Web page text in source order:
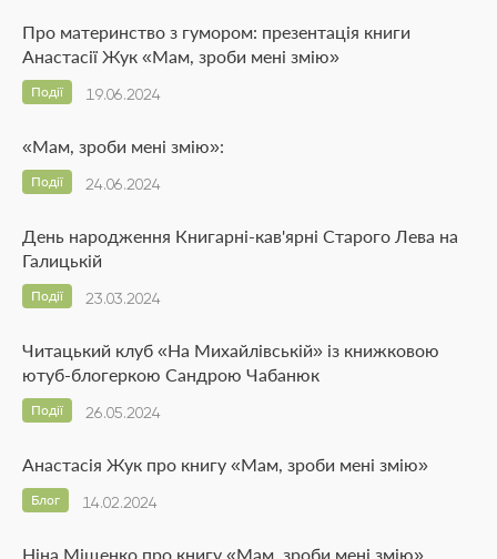
Про материнство з гумором: презентація книги
Анастасії Жук «Мам, зроби мені змію»
19.06.2024
Події
«Мам, зроби мені змію»:
24.06.2024
Події
День народження Книгарні-кав'ярні Старого Лева на
Галицькій
23.03.2024
Події
Читацький клуб «На Михайлівській» із книжковою
ютуб-блогеркою Сандрою Чабанюк
26.05.2024
Події
Анастасія Жук про книгу «Мам, зроби мені змію»
14.02.2024
Блог
Ніна Міщенко про книгу «Мам, зроби мені змію»